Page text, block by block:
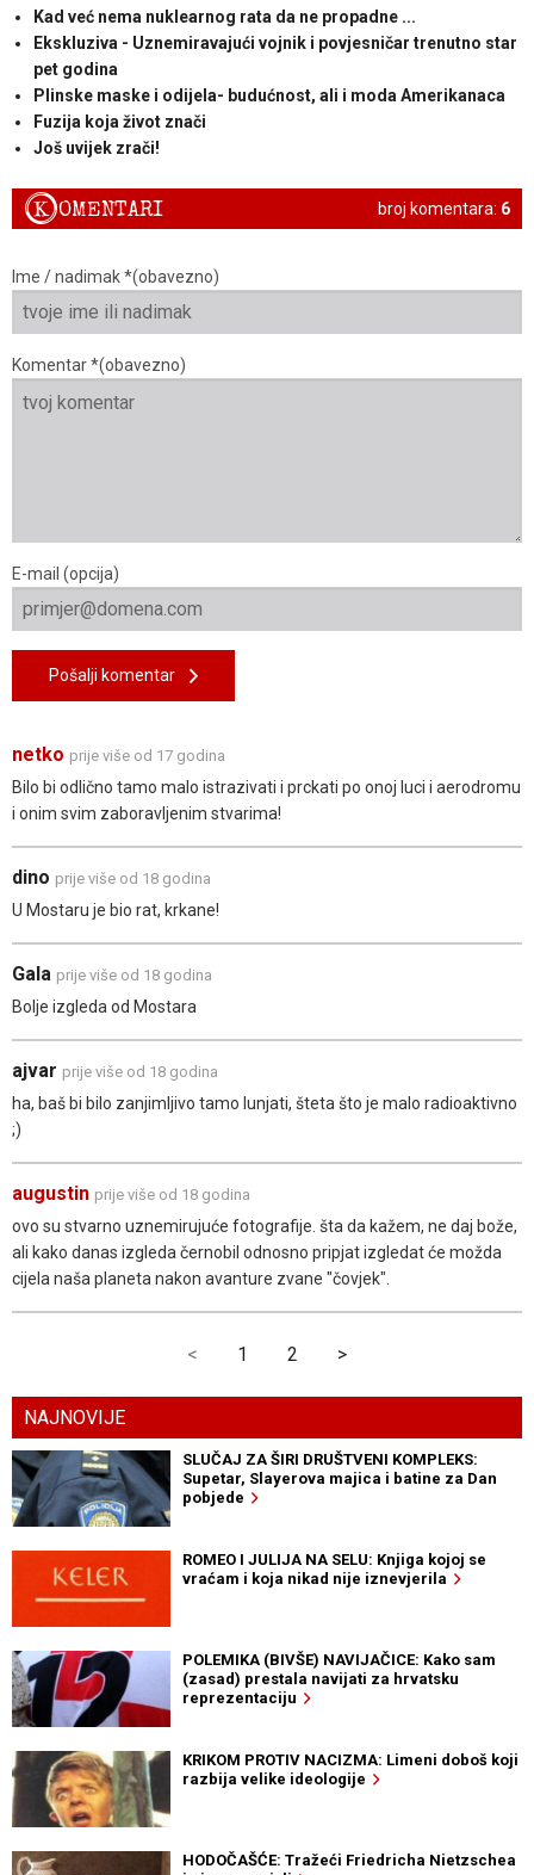
Kad već nema nuklearnog rata da ne propadne ...
Ekskluziva - Uznemiravajući vojnik i povjesničar trenutno star
pet godina
Plinske maske i odijela- budućnost, ali i moda Amerikanaca
Fuzija koja život znači
Još uvijek zrači!
broj komentara: 6
KOMENTARI
Ime / nadimak *(obavezno)
Komentar *(obavezno)
E-mail (opcija)
Pošalji komentar
netko prije više od 17 godina
Bilo bi odlično tamo malo istrazivati i prckati po onoj luci i aerodromu
i onim svim zaboravljenim stvarima!
dino prije više od 18 godina
U Mostaru je bio rat, krkane!
Gala prije više od 18 godina
Bolje izgleda od Mostara
ajvar prije više od 18 godina
ha, baš bi bilo zanjimljivo tamo lunjati, šteta što je malo radioaktivno
;)
augustin prije više od 18 godina
ovo su stvarno uznemirujuće fotografije. šta da kažem, ne daj bože,
ali kako danas izgleda černobil odnosno pripjat izgledat će možda
cijela naša planeta nakon avanture zvane "čovjek".
< 1 2 >
NAJNOVIJE
SLUČAJ ZA ŠIRI DRUŠTVENI KOMPLEKS:
Supetar, Slayerova majica i batine za Dan
pobjede
ROMEO I JULIJA NA SELU: Knjiga kojoj se
vraćam i koja nikad nije iznevjerila
POLEMIKA (BIVŠE) NAVIJAČICE: Kako sam
(zasad) prestala navijati za hrvatsku
reprezentaciju
KRIKOM PROTIV NACIZMA: Limeni doboš koji
razbija velike ideologije
HODOČAŠĆE: Tražeći Friedricha Nietzschea